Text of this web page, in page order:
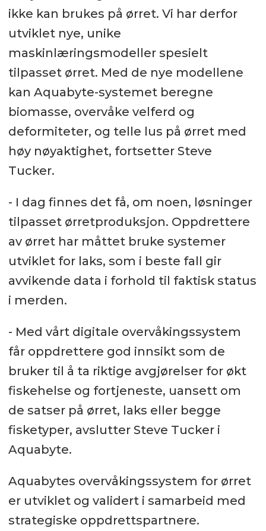
ikke kan brukes på ørret. Vi har derfor
utviklet nye, unike
maskinlæringsmodeller spesielt
tilpasset ørret. Med de nye modellene
kan Aquabyte-systemet beregne
biomasse, overvåke velferd og
deformiteter, og telle lus på ørret med
høy nøyaktighet, fortsetter Steve
Tucker.
- I dag finnes det få, om noen, løsninger
tilpasset ørretproduksjon. Oppdrettere
av ørret har måttet bruke systemer
utviklet for laks, som i beste fall gir
avvikende data i forhold til faktisk status
i merden.
- Med vårt digitale overvåkingssystem
får oppdrettere god innsikt som de
bruker til å ta riktige avgjørelser for økt
fiskehelse og fortjeneste, uansett om
de satser på ørret, laks eller begge
fisketyper, avslutter Steve Tucker i
Aquabyte.
Aquabytes overvåkingssystem for ørret
er utviklet og validert i samarbeid med
strategiske oppdrettspartnere.